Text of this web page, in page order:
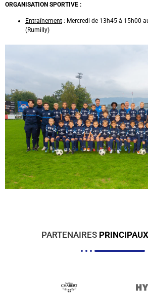
ORGANISATION SPORTIVE :
Entraînement : Mercredi de 13h45 à 15h00
(Rumilly)
PARTENAIRES PRINCIPAUX